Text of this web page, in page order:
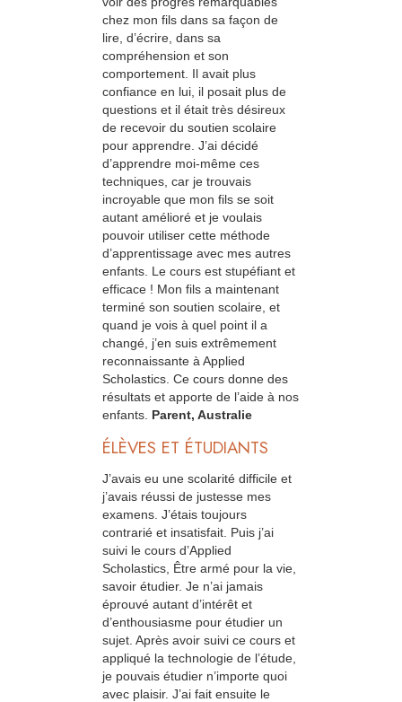
chez mon fils dans sa façon de
lire, d’écrire, dans sa
compréhension et son
comportement. Il avait plus
confiance en lui, il posait plus de
questions et il était très désireux
de recevoir du soutien scolaire
pour apprendre. J’ai décidé
d’apprendre moi-même ces
techniques, car je trouvais
incroyable que mon fils se soit
autant amélioré et je voulais
pouvoir utiliser cette méthode
d’apprentissage avec mes autres
enfants. Le cours est stupéfiant et
efficace ! Mon fils a maintenant
terminé son soutien scolaire, et
quand je vois à quel point il a
changé, j’en suis extrêmement
reconnaissante à Applied
Scholastics. Ce cours donne des
résultats et apporte de l’aide à nos
enfants. Parent, Australie
ÉLÈVES ET ÉTUDIANTS
J’avais eu une scolarité difficile et
j’avais réussi de justesse mes
examens. J’étais toujours
contrarié et insatisfait. Puis j’ai
suivi le cours d’Applied
Scholastics, Être armé pour la vie,
savoir étudier. Je n’ai jamais
éprouvé autant d’intérêt et
d’enthousiasme pour étudier un
sujet. Après avoir suivi ce cours et
appliqué la technologie de l’étude,
je pouvais étudier n’importe quoi
avec plaisir. J’ai fait ensuite le